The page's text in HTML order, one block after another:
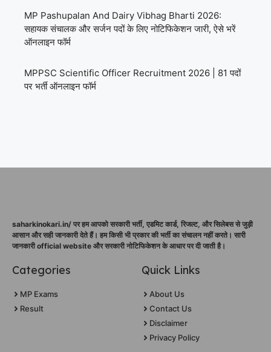
MP Pashupalan And Dairy Vibhag Bharti 2026:
सहायक संचालक और सर्जन पदों के लिए नोटिफिकेशन जारी, ऐसे भरें
ऑनलाइन फॉर्म
MPPSC Scientific Officer Recruitment 2026 | 81 पदों
पर भर्ती ऑनलाइन फॉर्म
saharkinokari.in/ पर हम आपको सरकारी भर्ती, एडमिट कार्ड, रिजल्ट, और सिलेबस से जुड़ी
आसान और सही जानकारी देते हैं। हम किसी भी प्रकार की भर्ती का संचालन नहीं करते। सारी
जानकारी official website और सरकारी नोटिफिकेशन के आधार पर दी जाती है।
Categories
MP Exams
Result
Quick Links
About Us
Contact Us
Disclaimer
Privacy Policy